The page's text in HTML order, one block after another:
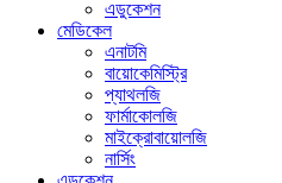
এডুকেশন
মেডিকেল
এনাটমি
বায়োকেমিস্ট্রি
প্যাথলজি
ফার্মাকোলজি
মাইক্রোবায়োলজি
নার্সিং